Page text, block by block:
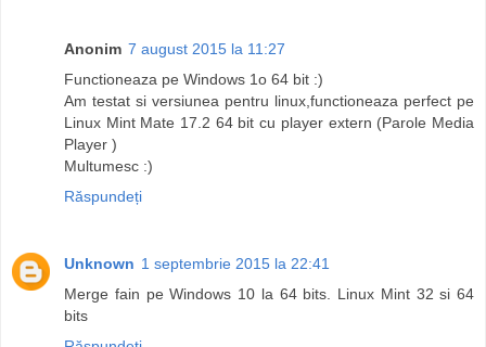
Anonim 7 august 2015 la 11:27
Functioneaza pe Windows 1o 64 bit :)
Am testat si versiunea pentru linux,functioneaza perfect pe
Linux Mint Mate 17.2 64 bit cu player extern (Parole Media
Player )
Multumesc :)
Răspundeți
Unknown 1 septembrie 2015 la 22:41
Merge fain pe Windows 10 la 64 bits. Linux Mint 32 si 64
bits